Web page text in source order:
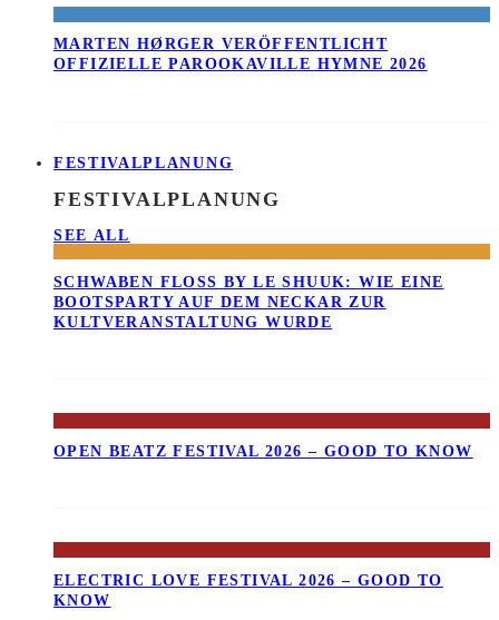
MARTEN HØRGER VERÖFFENTLICHT
OFFIZIELLE PAROOKAVILLE HYMNE 2026
FESTIVALPLANUNG
FESTIVALPLANUNG
SEE ALL
SCHWABEN FLOSS BY LE SHUUK: WIE EINE B
OOTSPARTY AUF DEM NECKAR ZUR K
ULTVERANSTALTUNG WURDE
OPEN BEATZ FESTIVAL 2026 – GOOD TO KNOW
ELECTRIC LOVE FESTIVAL 2026 – GOOD TO
KNOW